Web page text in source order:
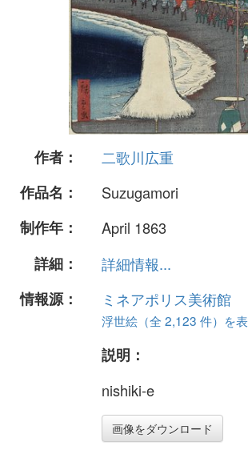
作者：
二歌川広重
作品名：
Suzugamori
制作年：
April 1863
詳細：
詳細情報...
情報源：
ミネアポリス美術館
浮世絵（全 2,123 件）を
説明：
nishiki-e
画像をダウンロード